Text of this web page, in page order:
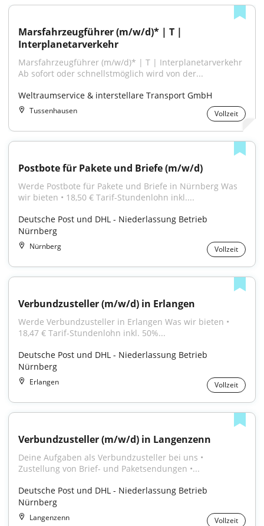
Marsfahrzeugführer (m/w/d)* | T |
Interplanetarverkehr
Marsfahrzeugführer (m/w/d)* | T | Interplanetarverkehr
Ab sofort oder schnellstmöglich wird von der...
Weltraumservice & interstellare Transport GmbH
Tussenhausen Vollzeit
Postbote für Pakete und Briefe (m/w/d)
Werde Postbote für Pakete und Briefe in Nürnberg Was
wir bieten • 18,50 € Tarif-Stundenlohn inkl....
Deutsche Post und DHL - Niederlassung Betrieb
Nürnberg
Nürnberg Vollzeit
Verbundzusteller (m/w/d) in Erlangen
Werde Verbundzusteller in Erlangen Was wir bieten •
18,47 € Tarif-Stundenlohn inkl. 50%...
Deutsche Post und DHL - Niederlassung Betrieb
Nürnberg
Erlangen Vollzeit
Verbundzusteller (m/w/d) in Langenzenn
Deine Aufgaben als Verbundzusteller bei uns •
Zustellung von Brief- und Paketsendungen •...
Deutsche Post und DHL - Niederlassung Betrieb
Nürnberg
Langenzenn Vollzeit